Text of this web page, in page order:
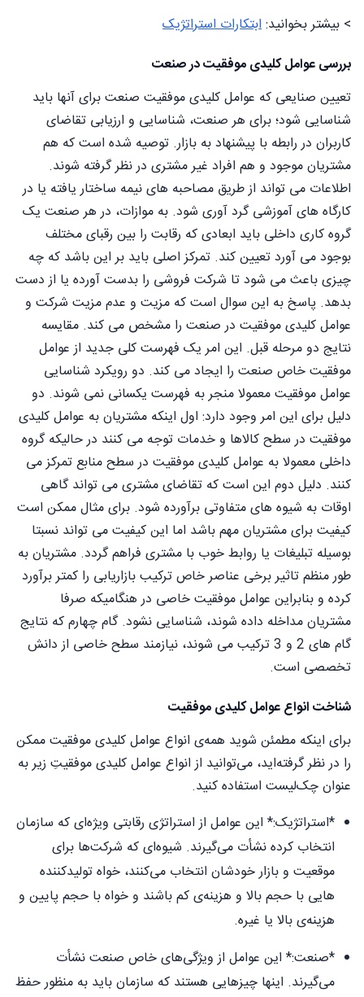
> بیشتر بخوانید:ابتکارات استراتژیک
بررسی عوامل کلیدی موفقیت در صنعت
تعیین صنایعی که عوامل کلیدی موفقیت صنعت برای آنها باید
شناسایی شود؛ برای هر صنعت، شناسایی و ارزیابی تقاضای
کاربران در رابطه با پیشنهاد به بازار. توصیه شده است که هم
مشتریان موجود و هم افراد غیر مشتری در نظر گرفته شوند.
اطلاعات می تواند از طریق مصاحبه های نیمه ساختار یافته یا در
کارگاه های آموزشی گرد آوری شود. به موازات، در هر صنعت یک
گروه کاری داخلی باید ابعادی که رقابت را بین رقبای مختلف
بوجود می آورد تعیین کند. تمرکز اصلی باید بر این باشد که چه
چیزی باعث می شود تا شرکت فروشی را بدست آورده یا از دست
بدهد. پاسخ به این سوال است که مزیت و عدم مزیت شرکت و
عوامل کلیدی موفقیت در صنعت را مشخص می کند. مقایسه
نتایج دو مرحله قبل. این امر یک فهرست کلی جدید از عوامل
موفقیت خاص صنعت را ایجاد می کند. دو رویکرد شناسایی
عوامل موفقیت معمولا منجر به فهرست یکسانی نمی شوند. دو
دلیل برای این امر وجود دارد: اول اینکه مشتریان به عوامل کلیدی
موفقیت در سطح کالاها و خدمات توجه می کنند در حالیکه گروه
داخلی معمولا به عوامل کلیدی موفقیت در سطح منابع تمرکز می
کنند. دلیل دوم این است که تقاضای مشتری می تواند گاهی
اوقات به شیوه های متفاوتی برآورده شود. برای مثال ممکن است
کیفیت برای مشتریان مهم باشد اما این کیفیت می تواند نسبتا
بوسیله تبلیغات یا روابط خوب با مشتری فراهم گردد. مشتریان به
طور منظم تاثیر برخی عناصر خاص ترکیب بازاریابی را کمتر برآورد
کرده و بنابراین عوامل موفقیت خاصی در هنگامیکه صرفا
مشتریان مداخله داده شوند، شناسایی نشود. گام چهارم که نتایج
گام های 2 و 3 ترکیب می شوند، نیازمند سطح خاصی از دانش
تخصصی است.
شناخت انواع عوامل کلیدی موفقیت
برای اینکه مطمئن شوید همه‌ی انواع عوامل کلیدی موفقیت ممکن
را در نظر گرفته‌اید، می‌توانید از انواع عوامل کلیدی موفقیتِ زیر به
عنوان چک‌لیست استفاده کنید.
*استراتژیک:* این عوامل از استراتژی رقابتی ویژه‌ای که سازمان
انتخاب کرده نشأت می‌گیرند. شیوه‌ای که شرکت‌ها برای
موقعیت و بازار خودشان انتخاب می‌کنند، خواه تولیدکننده‌
هایی با حجم بالا و هزینه‌ی کم باشند و خواه با حجم پایین و
هزینه‌ی بالا یا غیره.
*صنعت:* این عوامل از ویژگی‌های خاص صنعت نشأت
می‌گیرند. اینها چیزهایی هستند که سازمان باید به منظور حفظ